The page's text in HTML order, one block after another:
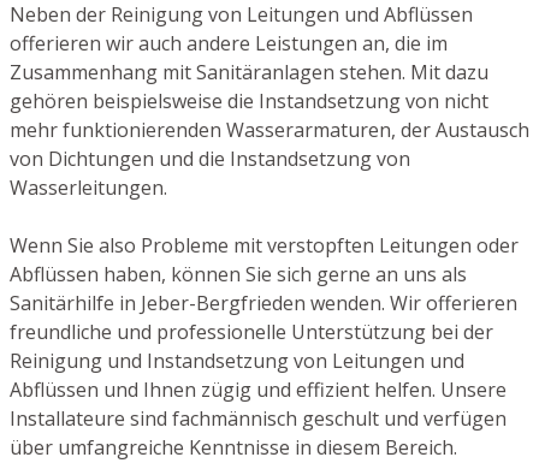
Neben der Reinigung von Leitungen und Abflüssen
offerieren wir auch andere Leistungen an, die im
Zusammenhang mit Sanitäranlagen stehen. Mit dazu
gehören beispielsweise die Instandsetzung von nicht
mehr funktionierenden Wasserarmaturen, der Austausch
von Dichtungen und die Instandsetzung von
Wasserleitungen.
Wenn Sie also Probleme mit verstopften Leitungen oder
Abflüssen haben, können Sie sich gerne an uns als
Sanitärhilfe in Jeber-Bergfrieden wenden. Wir offerieren
freundliche und professionelle Unterstützung bei der
Reinigung und Instandsetzung von Leitungen und
Abflüssen und Ihnen zügig und effizient helfen. Unsere
Installateure sind fachmännisch geschult und verfügen
über umfangreiche Kenntnisse in diesem Bereich.